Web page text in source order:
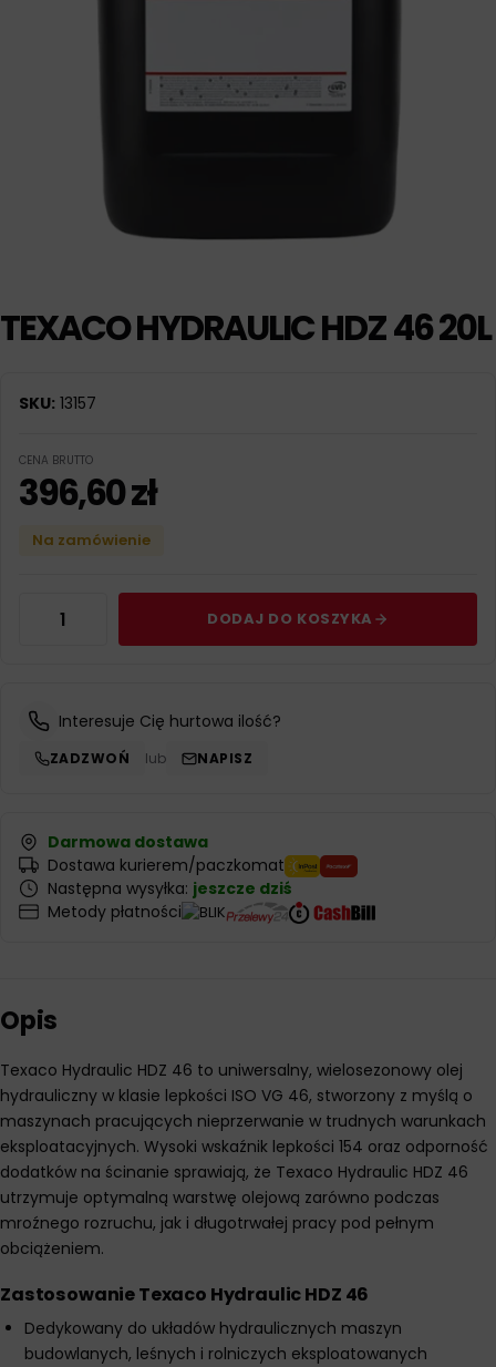
TEXACO HYDRAULIC HDZ 46 20L
SKU: 13157
CENA BRUTTO
396,60zł
Na zamówienie
DODAJ DO KOSZYKA
Interesuje Cię hurtowa ilość?
ZADZWOŃ lub NAPISZ
Darmowa dostawa
Dostawa kurierem/paczkomat
Następna wysyłka: jeszcze dziś
Metody płatności
Opis
Texaco Hydraulic HDZ 46 to uniwersalny, wielosezonowy olej
hydrauliczny w klasie lepkości ISO VG 46, stworzony z myślą o
maszynach pracujących nieprzerwanie w trudnych warunkach
eksploatacyjnych. Wysoki wskaźnik lepkości 154 oraz odporność
dodatków na ścinanie sprawiają, że Texaco Hydraulic HDZ 46
utrzymuje optymalną warstwę olejową zarówno podczas
mroźnego rozruchu, jak i długotrwałej pracy pod pełnym
obciążeniem.
Zastosowanie Texaco Hydraulic HDZ 46
Dedykowany do układów hydraulicznych maszyn
budowlanych, leśnych i rolniczych eksploatowanych